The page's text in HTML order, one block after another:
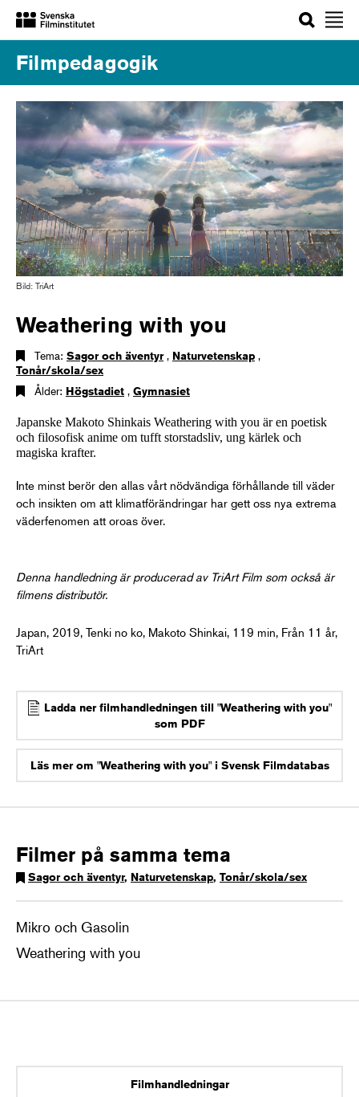
Sök
Filmpedagogik
Bild: TriArt
Weathering with you
Tema: Sagor och äventyr, Naturvetenskap ,
Tonår/skola/sex
Ålder: Högstadiet , Gymnasiet
Japanske Makoto Shinkais Weathering with you är en poetisk
och filosofisk anime om tufft storstadsliv, ung kärlek och
magiska krafter.
Inte minst berör den allas vårt nödvändiga förhållande till väder
och insikten om att klimatförändringar har gett oss nya extrema
väderfenomen att oroas över.
Denna handledning är producerad av TriArt Film som också är
filmens distributör.
Japan, 2019, Tenki no ko, Makoto Shinkai, 119 min, Från 11 år,
TriArt
Ladda ner filmhandledningen till "Weathering with you"
som PDF
Läs mer om "Weathering with you" i Svensk Filmdatabas
Filmer på samma tema
Sagor och äventyr, Naturvetenskap, Tonår/skola/sex
Mikro och Gasolin
Weathering with you
Filmhandledningar